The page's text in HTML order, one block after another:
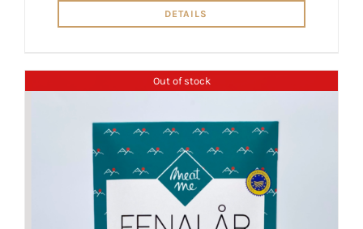
DETAILS
Out of stock